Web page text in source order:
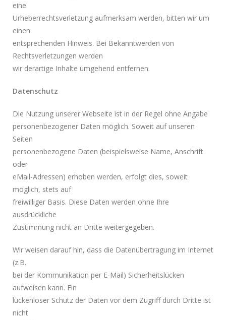
eine
Urheberrechtsverletzung aufmerksam werden, bitten wir um
einen
entsprechenden Hinweis. Bei Bekanntwerden von
Rechtsverletzungen werden
wir derartige Inhalte umgehend entfernen.
Datenschutz
Die Nutzung unserer Webseite ist in der Regel ohne Angabe
personenbezogener Daten möglich. Soweit auf unseren
Seiten
personenbezogene Daten (beispielsweise Name, Anschrift
oder
eMail-Adressen) erhoben werden, erfolgt dies, soweit
möglich, stets auf
freiwilliger Basis. Diese Daten werden ohne Ihre
ausdrückliche
Zustimmung nicht an Dritte weitergegeben.
Wir weisen darauf hin, dass die Datenübertragung im Internet
(z.B.
bei der Kommunikation per E-Mail) Sicherheitslücken
aufweisen kann. Ein
lückenloser Schutz der Daten vor dem Zugriff durch Dritte ist
nicht